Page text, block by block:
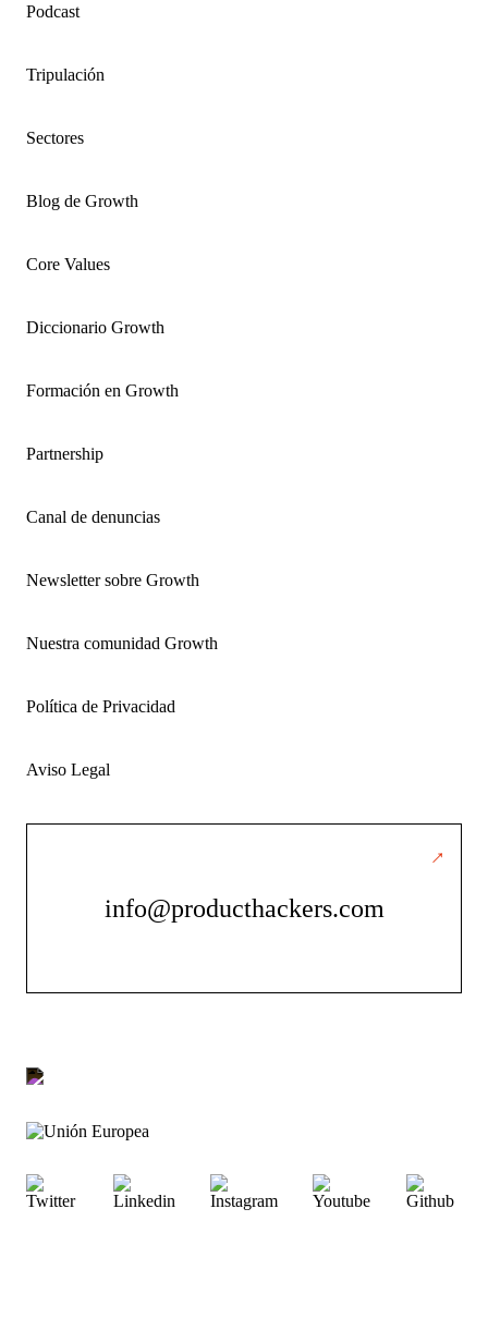
Podcast
Tripulación
Sectores
Blog de Growth
Core Values
Diccionario Growth
Formación en Growth
Partnership
Canal de denuncias
Newsletter sobre Growth
Nuestra comunidad Growth
Política de Privacidad
Aviso Legal
info@producthackers.com